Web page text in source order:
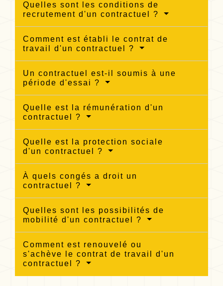
Quelles sont les conditions de
recrutement d'un contractuel ?
Comment est établi le contrat de
travail d'un contractuel ?
Un contractuel est-il soumis à une
période d'essai ?
Quelle est la rémunération d'un
contractuel ?
Quelle est la protection sociale
d'un contractuel ?
À quels congés a droit un
contractuel ?
Quelles sont les possibilités de
mobilité d'un contractuel ?
Comment est renouvelé ou
s'achève le contrat de travail d'un
contractuel ?